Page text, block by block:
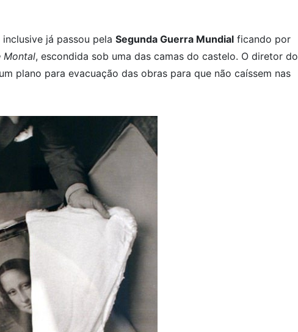
já passou pela Segunda Guerra Mundial ficando por
Montal, escondida sob uma das camas do castelo. O diretor do
plano para evacuação das obras para que não caíssem nas